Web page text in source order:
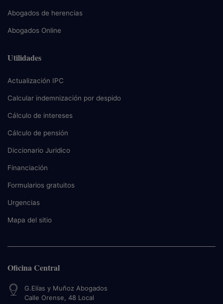
Abogados de herencias
Abogados Online
Utilidades
Actualización IPC
Calcular indemnización por despido
Cálculo de intereses
Cálculo de pensión
Diccionario Juridico
Financiación
Formularios gratuitos
Urgencias
Mapa del sitio
Oficina Central
G.Elías y Muñoz Abogados
Calle Orense, 48 Local